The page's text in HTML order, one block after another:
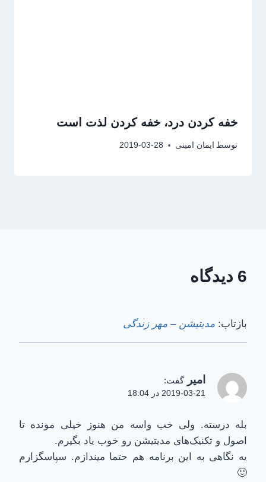
خفه کردن درد، خفه کردن لذت است
توسط ایمان امینی 2019-03-28
6 دیدگاه
بازتاب: مدیتیشن – مهر زندگی
امیر گفت:
2019-03-21 در 18:04
بله درسته. ولی خب واسه من هنوز خیلی مونده تا
اصول و تکنیک‌های مدیتیشن رو خوب یاد بگیرم.
یه نگاهی به این برنامه هم حتما میندازم. سپاسگزارم
🙂